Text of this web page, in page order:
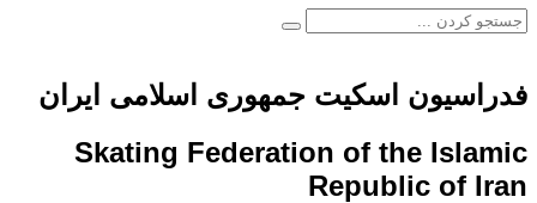
فدراسیون اسکیت جمهوری اسلامی ایران
Skating Federation of the Islamic
Republic of Iran